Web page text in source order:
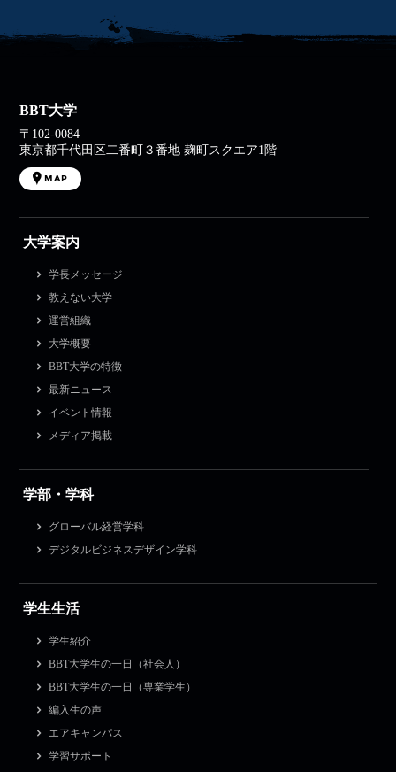
BBT大学
〒102-0084
東京都千代田区二番町３番地 麹町スクエア1階
MAP
大学案内
学長メッセージ
教えない大学
運営組織
大学概要
BBT大学の特徴
最新ニュース
イベント情報
メディア掲載
学部・学科
グローバル経営学科
デジタルビジネスデザイン学科
学生生活
学生紹介
BBT大学生の一日（社会人）
BBT大学生の一日（専業学生）
編入生の声
エアキャンパス
学習サポート